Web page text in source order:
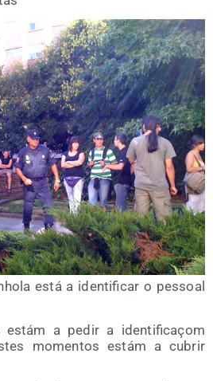
está a iden­ti­fi­car o pes­soal
estám a pedir a iden­ti­fi­caçom
momen­tos estám a cubrir